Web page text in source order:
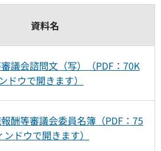
資料名
議会諮問文（写）（PDF：70K
ドウで開きます）
酬等審議会委員名簿（PDF：75
ドウで開きます）